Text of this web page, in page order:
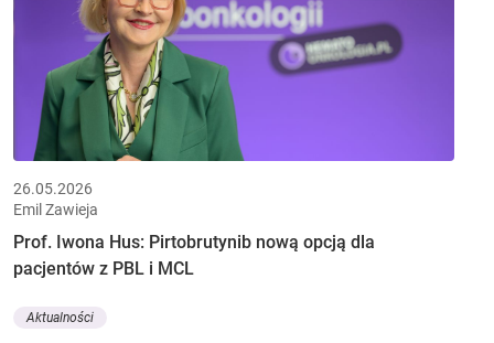
26.05.2026
Emil Zawieja
Prof. Iwona Hus: Pirtobrutynib nową opcją dla
pacjentów z PBL i MCL
Aktualności